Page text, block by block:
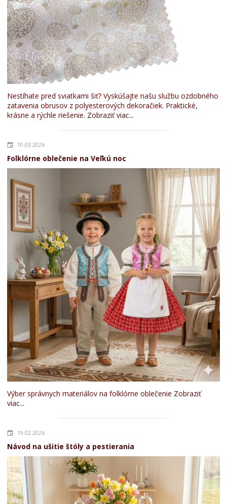
Nestíhate pred sviatkami šiť? Vyskúšajte našu službu ozdobného
zatavenia obrusov z polyesterových dekoračiek. Praktické,
krásne a rýchle riešenie. Zobraziť viac...
10.03.2026
Folklórne oblečenie na Veľkú noc
Výber správnych materiálov na folklórne oblečenie Zobraziť
viac...
19.02.2026
Návod na ušitie štóly a pestierania